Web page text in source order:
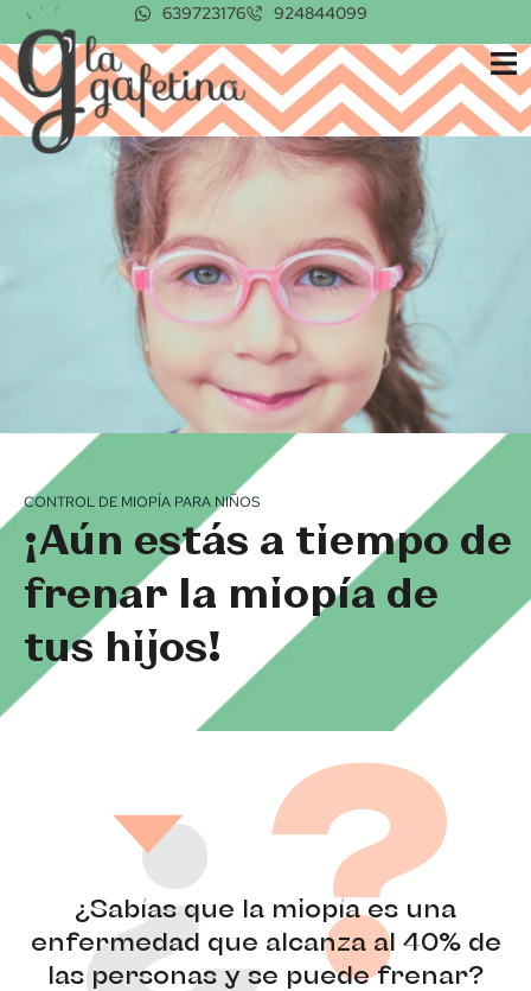
al
contenido
639723176 924844099
CONTROL DE MIOPÍA PARA NIÑOS
¡Aún estás a tiempo de
frenar la miopía de
tus hijos!
¿Sabías que la miopía es una
enfermedad que alcanza al 40% de
las personas y se puede frenar?